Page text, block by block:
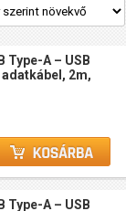
Type-A – USB
2m,
Type-A – USB